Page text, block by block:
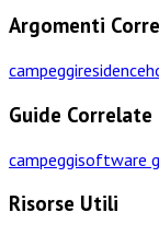
Argomenti
campeggiresidence
Guide Correlate
campeggisoftware
Risorse Utili